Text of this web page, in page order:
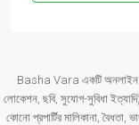
Basha Vara একটি অনলাইন
লোকেশন, ছবি, সুযোগ-সুবিধা
কোনো প্রপার্টির মালিকানা, বৈধতা,